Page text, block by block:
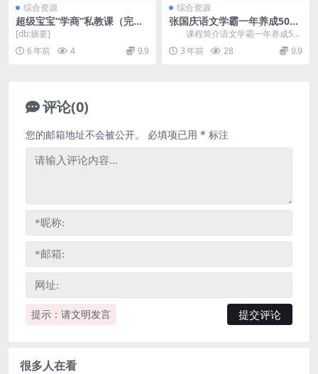
综合资源
超级宝宝“学商”私教课（完
结）
[db:摘要]
6 年前
4 9.9
综合资源
张国庆语文学霸一年养成50讲
(1-4年级)百度网盘云
课程简介语文学霸一年养成50
讲视频课程，由 张国庆 讲课，以统
编版历史课本为...
3 年前 28 9.9
评论(0)
提示：请文明发言
您的邮箱地址不会被公开。 必填项已用 * 标注
很多人在看